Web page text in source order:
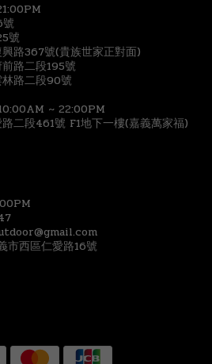
號
路367號(貴族世家正對面)
路二段195號
路二段90號
~ 22:00PM
二段461號 F1地下一樓(嘉義萬家福)
西區仁愛路16號